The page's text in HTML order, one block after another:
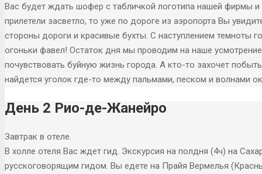
Вас будет ждать шофер с табличкой логотипа нашей фирмы
прилетели засветло, то уже по дороге из аэропорта Вы
стороны дороги и красивые бухты. С наступлением
огоньки фавел! Остаток дня мы проводим на наше
почувствовать буйную жизнь города. А кто-то захочет
найдется уголок где-то между пальмами, песком и волнами
День 2 Рио-де-Жанейро
Завтрак в отеле.
В холле отеля Вас ждет гид. Экскурсия на полдня (4ч) на
русскоговорящим гидом. Вы едете на Прайя Вермелья